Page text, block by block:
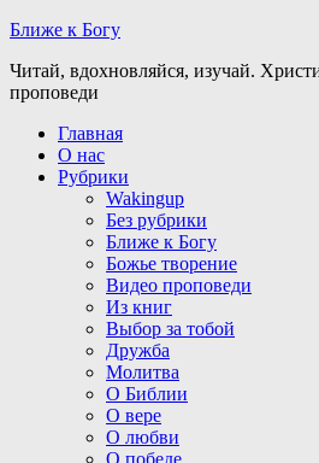
Ближе к Богу
Читай, вдохновляйся, изучай.
проповеди
Главная
О нас
Рубрики
Wakingup
Без рубрики
Ближе к Богу
Божье творение
Видео проповеди
Из книг
Выбор за тобой
Дружба
Молитва
О Библии
О вере
О любви
О победе